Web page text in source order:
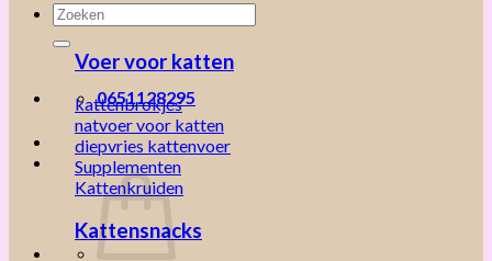
Zoeken
naar:
0651128295
Voer voor katten
kattenbrokjes
natvoer voor katten
diepvries kattenvoer
Supplementen
Kattenkruiden
Kattensnacks